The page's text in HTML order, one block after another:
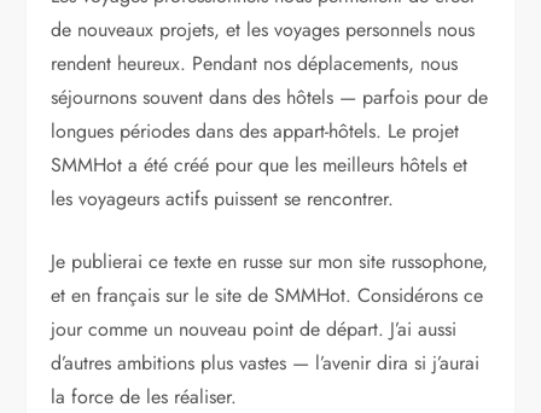
de nouveaux projets, et les voyages personnels nous
rendent heureux. Pendant nos déplacements, nous
séjournons souvent dans des hôtels — parfois pour de
longues périodes dans des appart-hôtels. Le projet
SMMHot a été créé pour que les meilleurs hôtels et
les voyageurs actifs puissent se rencontrer.
Je publierai ce texte en russe sur mon site russophone,
et en français sur le site de SMMHot. Considérons ce
jour comme un nouveau point de départ. J’ai aussi
d’autres ambitions plus vastes — l’avenir dira si j’aurai
la force de les réaliser.